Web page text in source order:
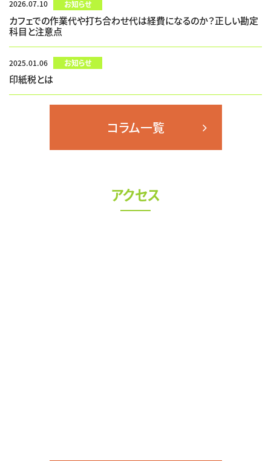
カフェでの作業代や打ち合わせ代は経費になるのか？正しい勘定
科目と注意点
2026.07.10 お知らせ
印紙税とは
2025.01.06 お知らせ
コラム一覧
アクセス